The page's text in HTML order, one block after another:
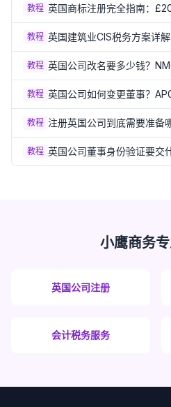
教程 英国商标注册完全指南：
和3-4个月流程详解（2026
教程 英国建筑业CIS税务方案详
扣20%还是30%？（2026
教程 英国公司改名要多少钱？
和特别决议要求（2026）
教程 英国公司如何变更董事？
TM01卸任表格详解（2026
教程 注册英国公司到底需要准备
整清单一次讲清（2026）
教程 英国公司董事身份验证要交
Group A/B文件清单详解（
小鹰商务
英国公司注册
会计税务服务